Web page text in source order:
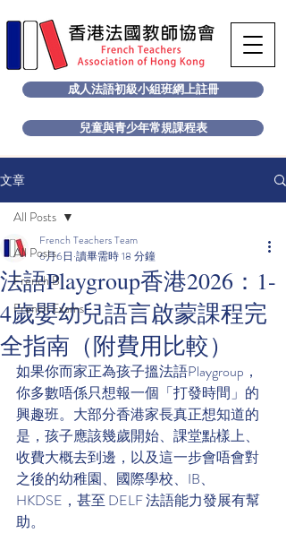
成人法語初級小組班網上註冊
兒童與青少年常規課程表
文章
All Posts
French B
French Exams
All Posts
法語Playgroup香港2026：1-
4歲嬰幼兒語言啟蒙課程完
全指南（附費用比較）
French Teachers Team
6月6日 讀畢需時 18 分鐘
如果你而家正為孩子搵法語Playgroup，
你多數唔係只想報一個「打發時間」的
興趣班。大部分香港家長真正想知道的
是，孩子應該幾歲開始、課堂點樣上、
收費大概去到邊，以及這一步會唔會對
之後的幼稚園、國際學校、IB、
HKDSE，甚至 DELF 法語能力發展有幫
助。